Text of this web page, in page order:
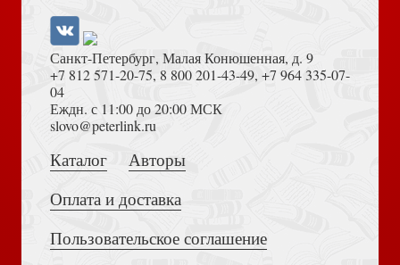
Беликов И. Путешествие по античным городам. Турция
Достоевский Ф.М. Сила и правда России (2024)
Санкт-Петербург, Малая Конюшенная, д. 9
+7 812 571-20-75, 8 800 201-43-49, +7 964 335-07-
04
Еждн. с 11:00 до 20:00 МСК
slovo@peterlink.ru
Каталог
Авторы
Оплата и доставка
Пользовательское соглашение